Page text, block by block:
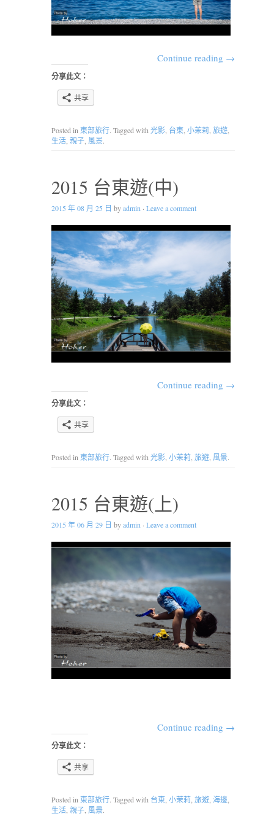
Continue reading →
分享此文：
共享
Posted in 東部旅行. Tagged with 光影 台東 小茉莉 旅遊
生活 親子 風景.
2015 台東遊(中)
2015 年 08 月 25 日 byadmin · Leave a comment
Continue reading →
分享此文：
共享
Posted in 東部旅行. Tagged with 光影 小茉莉 旅遊 風景.
2015 台東遊(上)
2015 年 06 月 29 日 byadmin · Leave a comment
Continue reading →
分享此文：
共享
Posted in 東部旅行. Tagged with 台東 小茉莉 旅遊 海邊
生活 親子 風景.